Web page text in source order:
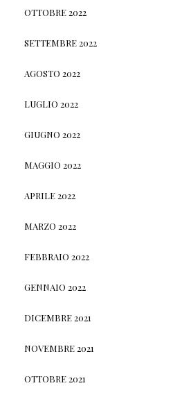
OTTOBRE 2022
SETTEMBRE 2022
AGOSTO 2022
LUGLIO 2022
GIUGNO 2022
MAGGIO 2022
APRILE 2022
MARZO 2022
FEBBRAIO 2022
GENNAIO 2022
DICEMBRE 2021
NOVEMBRE 2021
OTTOBRE 2021